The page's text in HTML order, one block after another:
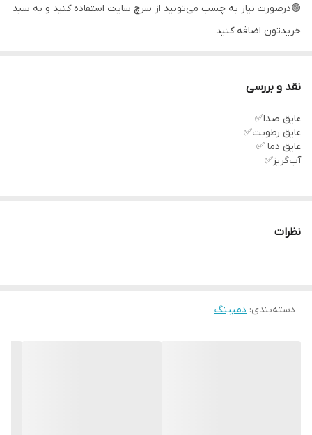
🟢درصورت نیاز به چسب می‌تونید از سرچ سایت استفاده کنید و به سبد
خریدتون اضافه کنید
🟣ارسال فوری به شهرهای : تهران ، کرج ، قم ، ساوه
نقد و بررسی
عایق صدا✅
عایق رطوبت✅
عایق دما ✅
آب‌گریز✅
نظرات
دسته‌بندی: دمپینگ